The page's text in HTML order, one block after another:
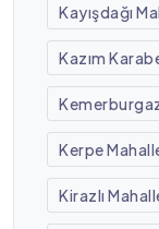
Kayışdağı
Kazım
Kerpe
Kirazlı